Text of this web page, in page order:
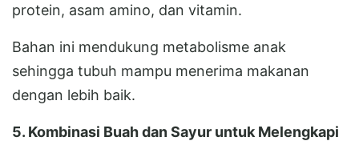
protein, asam amino, dan vitamin.
Bahan ini mendukung metabolisme anak
sehingga tubuh mampu menerima makanan
dengan lebih baik.
5. Kombinasi Buah dan Sayur untuk Melengkapi